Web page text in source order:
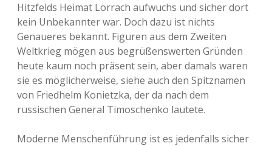
Hitzfelds Heimat Lörrach aufwuchs und sicher dort
kein Unbekannter war. Doch dazu ist nichts
Genaueres bekannt. Figuren aus dem Zweiten
Weltkrieg mögen aus begrüßenswerten Gründen
heute kaum noch präsent sein, aber damals waren
sie es möglicherweise, siehe auch den Spitznamen
von Friedhelm Konietzka, der da nach dem
russischen General Timoschenko lautete.
Moderne Menschenführung ist es jedenfalls sicher